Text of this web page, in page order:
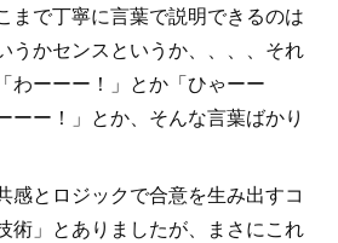
まで丁寧に言葉で説明できるのは
うかセンスというか、、、、それ
わーーー！」とか「ひゃーー
ーー！」とか、そんな言葉ばかり
感とロジックで合意を生み出すコ
術」とありましたが、まさにこれ